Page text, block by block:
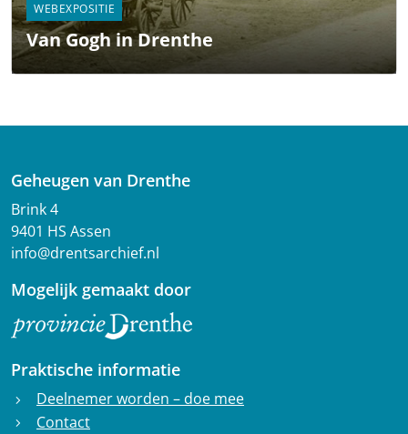
WEBEXPOSITIE
Van Gogh in Drenthe
Geheugen van Drenthe
Brink 4
9401 HS Assen
info@drentsarchief.nl
Mogelijk gemaakt door
Praktische informatie
chevron_right Deelnemer worden – doe mee
chevron_right Contact